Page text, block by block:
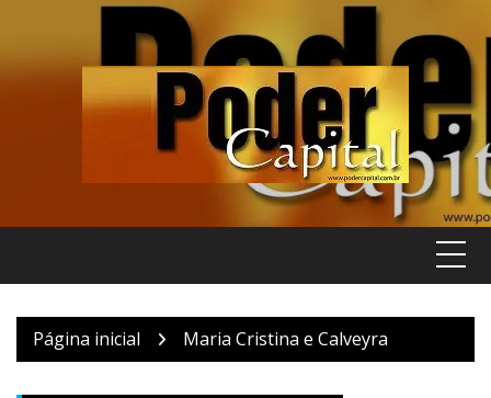
Página inicial Maria Cristina e Calveyra